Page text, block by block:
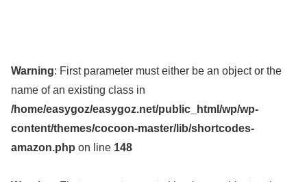
Warning: First parameter must either be an object or the
name of an existing class in
/home/easygoz/easygoz.net/public_html/wp/wp-
content/themes/cocoon-master/lib/shortcodes-
amazon.php on line 148